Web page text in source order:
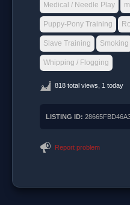
Medical / Needle Play
Puppy-Pony Training
Slave Training Smoking
Whipping / Flogging
818 total views, 1 today
LISTING ID:
Report problem